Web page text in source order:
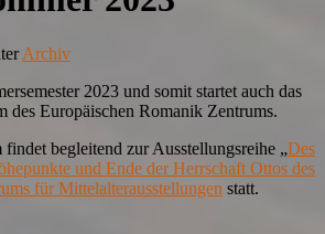
Archiv
2023 und somit startet auch das
des Europäischen Romanik Zentrums.
begleitend zur Ausstellungsreihe „Des
und Ende der Herrschaft Ottos des
für Mittelalterausstellungen statt.